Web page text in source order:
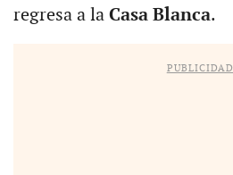
regresa a la Casa Blanca.
PUBLICIDAD